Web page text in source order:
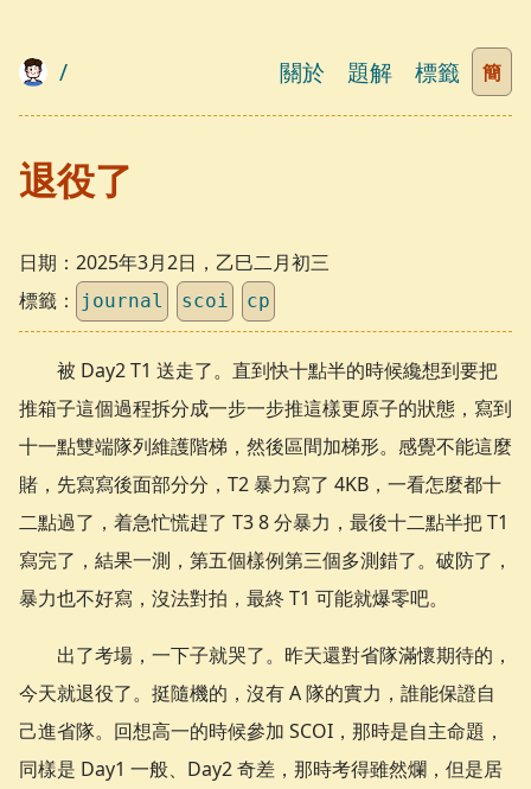
/ 關於 題解 標籤 簡
退役了
日期： 2025年3月2日，乙巳二月初三
標籤：
journal scoi cp
被 Day2 T1 送走了。直到快十點半的時候纔想到要把
推箱子這個過程拆分成一步一步推這樣更原子的狀態，寫到
十一點雙端隊列維護階梯，然後區間加梯形。感覺不能這麼
賭，先寫寫後面部分分，T2 暴力寫了 4KB，一看怎麼都十
二點過了，着急忙慌趕了 T3 8 分暴力，最後十二點半把 T1
寫完了，結果一測，第五個樣例第三個多測錯了。破防了，
暴力也不好寫，沒法對拍，最終 T1 可能就爆零吧。
出了考場，一下子就哭了。昨天還對省隊滿懷期待的，
今天就退役了。挺隨機的，沒有 A 隊的實力，誰能保證自
己進省隊。回想高一的時候參加 SCOI，那時是自主命題，
同樣是 Day1 一般、Day2 奇差，那時考得雖然爛，但是居